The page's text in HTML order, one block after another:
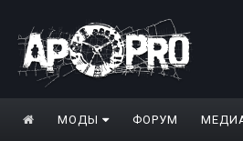
МОДЫ ФОРУМ